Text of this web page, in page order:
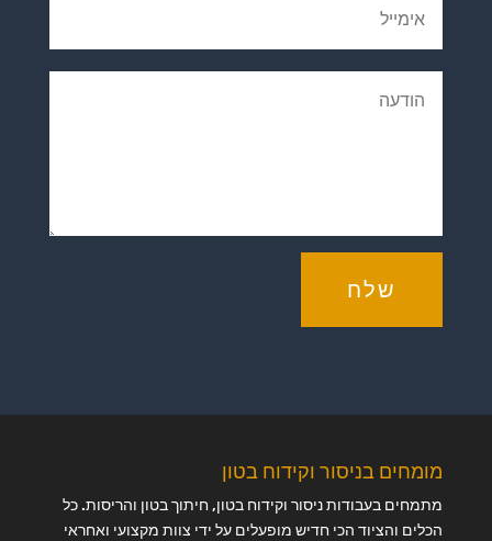
שלח
מומחים בניסור וקידוח בטון
מתמחים בעבודות ניסור וקידוח בטון, חיתוך בטון והריסות. כל
הכלים והציוד הכי חדיש מופעלים על ידי צוות מקצועי ואחראי